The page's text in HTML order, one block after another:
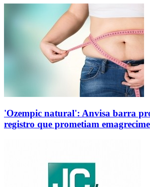
'Ozempic natural': Anvisa barra
registro que prometiam